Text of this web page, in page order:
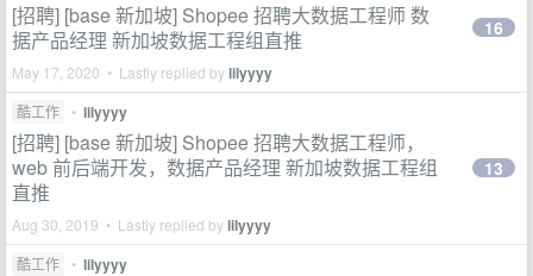
[招聘] [base 新加坡] Shopee 招聘大数据工程师 数
据产品经理 新加坡数据工程组直推
May 17, 2020 • Lastly replied bylilyyyy
16
酷工作 • lilyyyy
[招聘] [base 新加坡] Shopee 招聘大数据工程师，
web 前后端开发，数据产品经理 新加坡数据工程组
直推
Aug 30, 2019 • Lastly replied bylilyyyy
13
酷工作 • lilyyyy